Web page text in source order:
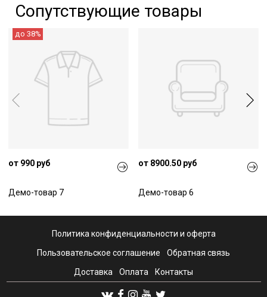
Сопутствующие товары
до 38%
от 990 руб
Демо-товар 7
от 8900.50 руб
Демо-товар 6
Политика конфиденциальности и оферта
Пользовательское соглашение Обратная связь
Доставка Оплата Контакты